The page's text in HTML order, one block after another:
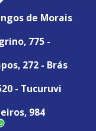
de Morais
775 -
272 - Brás
- Tucuruvi
984